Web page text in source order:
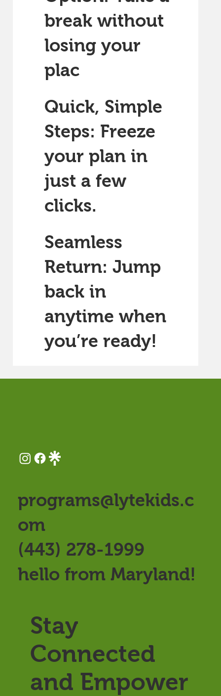
break without
losing your
plac
Quick, Simple
Steps: Freeze
your plan in
just a few
clicks.
Seamless
Return: Jump
back in
anytime when
you’re ready!
programs@lytekids.c
om
(443) 278-1999
hello from Maryland!
Stay
Connected
and Empower